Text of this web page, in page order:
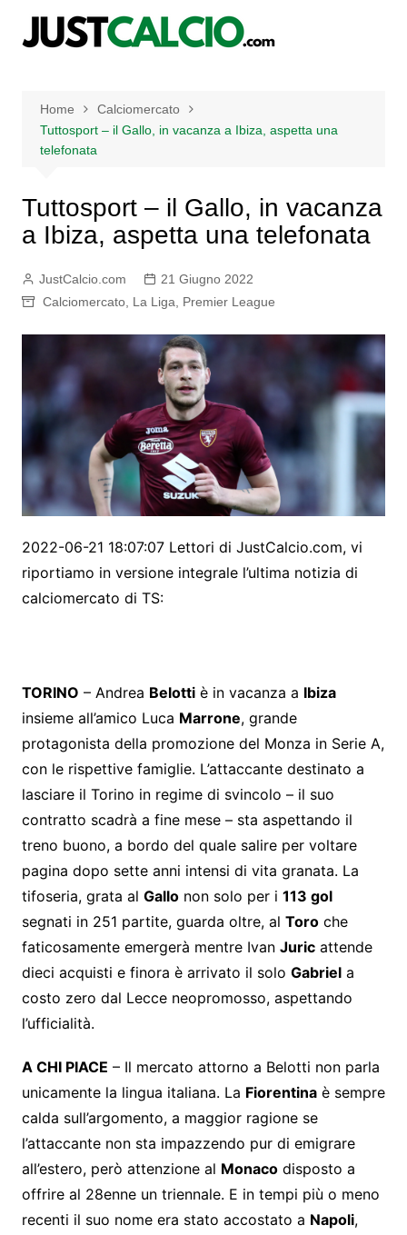
Home
Calciomercato
Tuttosport – il Gallo, in vacanza a Ibiza, aspetta una
telefonata
Tuttosport – il Gallo, in vacanza
a Ibiza, aspetta una telefonata
JustCalcio.com
21 Giugno 2022
Calciomercato, La Liga Premier League
2022-06-21 18:07:07 Lettori di JustCalcio.com, vi
riportiamo in versione integrale l’ultima notizia di
calciomercato di TS:
TORINO – Andrea Belottiè in vacanza a Ibiza
insieme all’amico Luca Marrone, grande
protagonista della promozione del Monza in Serie A,
con le rispettive famiglie. L’attaccante destinato a
lasciare il Torino in regime di svincolo – il suo
contratto scadrà a fine mese – sta aspettando il
treno buono, a bordo del quale salire per voltare
pagina dopo sette anni intensi di vita granata. La
tifoseria, grata al Gallonon solo per i 113 gol
segnati in 251 partite, guarda oltre, al Toroche
faticosamente emergerà mentre Ivan Juricattende
dieci acquisti e finora è arrivato il solo Gabriela
costo zero dal Lecce neopromosso, aspettando
l’ufficialità.
A CHI PIACE – Il mercato attorno a Belotti non parla
unicamente la lingua italiana. La Fiorentinaè sempre
calda sull’argomento, a maggior ragione se
l’attaccante non sta impazzendo pur di emigrare
all’estero, però attenzione al Monacodisposto a
offrire al 28enne un triennale. E in tempi più o meno
recenti il suo nome era stato accostato a Napoli,